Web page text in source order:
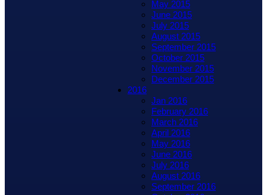
May 2015
June 2015
July 2015
August 2015
September 2015
October 2015
November 2015
December 2015
2016
Jan 2016
February 2016
March 2016
April 2016
May 2016
June 2016
July 2016
August 2016
September 2016